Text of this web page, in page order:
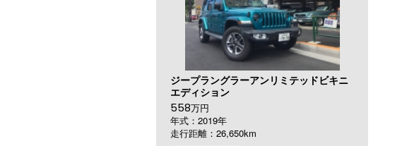
ジープラングラーアンリミテッドビキニ
エディション
558万円
年式：2019年
走行距離：26,650km